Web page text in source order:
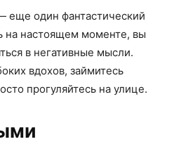
еще один фантастический
на настоящем моменте, вы
в негативные мысли.
вдохов, займитесь
прогуляйтесь на улице.